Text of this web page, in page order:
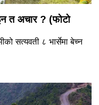
त अचार ? (फोटो
सत्यवती ८ भार्सेमा बेच्न